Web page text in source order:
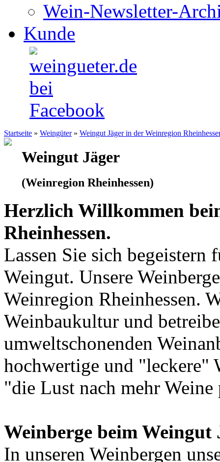
Wein-Newsletter-
Kunde
Startseite » Weingüter » Weingut Jäger in der Weinregion
Weingut Jäger
(Weinregion Rheinhessen)
Herzlich Willkommen
Rheinhessen.
Lassen Sie sich begeistern
Weingut. Unsere
Weinregion Rheinhessen.
Weinbaukultur und
umweltschonenden
hochwertige und "leckere"
"die Lust nach mehr
Weinberge beim Weingut
In unseren Weinbergen